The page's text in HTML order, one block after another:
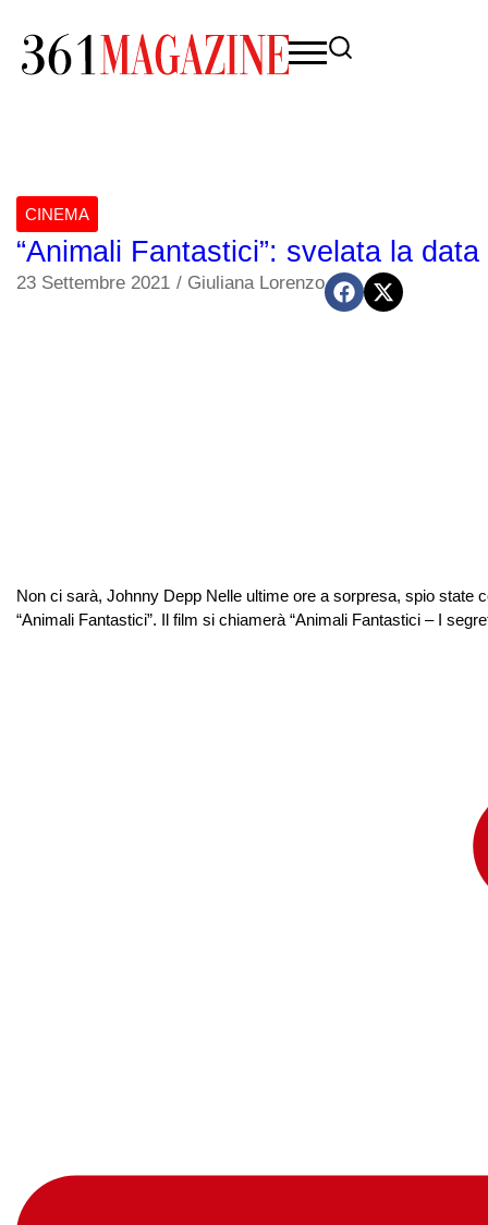
CINEMA
“Animali Fantastici”: svelata la
23 Settembre 2021 / Giuliana Lorenzo
Non ci sarà, Johnny Depp Nelle ultime ore a sorpresa, spio state
“Animali Fantastici”. Il film si chiamerà “Animali Fantastici – I